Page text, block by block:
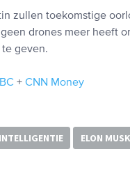
zullen toekomstige
drones meer heeft
geven.
+ CNN Money
ELON MUSK